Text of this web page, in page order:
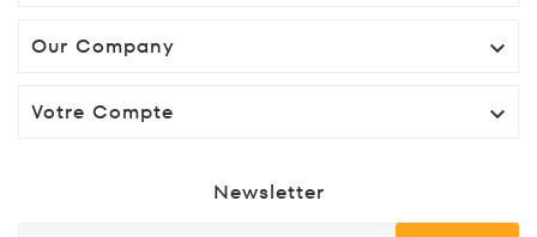
Our Company 
Votre Compte 
Newsletter